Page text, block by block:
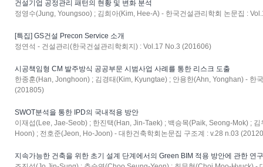
건설기업 공정관리 패턴의 현황 및 변화 분석
정영수(Jung, Youngsoo) ; 김희아(Kim, Hee-A) - 한국건설관리학회 논문집 :
[특집] GS건설 Precon Service 소개
정연석 - 건설관리(한국건설관리학회지) : Vol.17 No.3 (201606)
시공책임형 CM 발주방식 공공부문 시범사업 사례를 통한 리스크 도출
한종훈(Han, Jonghoon) ; 김경태(Kim, Kyungtae) ; 안용한(Ahn, Yonghan) - 한
(201805)
SWOT분석을 통한 IPD의 국내적용 방안
이재섭(Lee, Jae-Seob) ; 한진택(Han, Jin-Taek) ; 백승목(Paik, Seong-Mok) ;
Hoon) ; 전호준(Jeon, Ho-Joon) - 대한건축학회논문집 구조계 : v.28 n.03
지속가능한 건축을 위한 초기 설계 단계에서의 Green BIM 적용 방안에 관한 연구